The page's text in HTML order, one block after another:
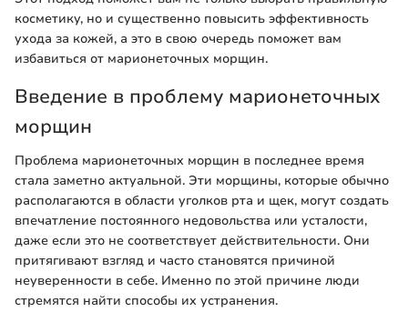
косметику, но и существенно повысить эффективность
ухода за кожей, а это в свою очередь поможет вам
избавиться от марионеточных морщин.
Введение в проблему марионеточных
морщин
Проблема марионеточных морщин в последнее время
стала заметно актуальной. Эти морщины, которые обычно
располагаются в области уголков рта и щек, могут создать
впечатление постоянного недовольства или усталости,
даже если это не соответствует действительности. Они
притягивают взгляд и часто становятся причиной
неуверенности в себе. Именно по этой причине люди
стремятся найти способы их устранения.